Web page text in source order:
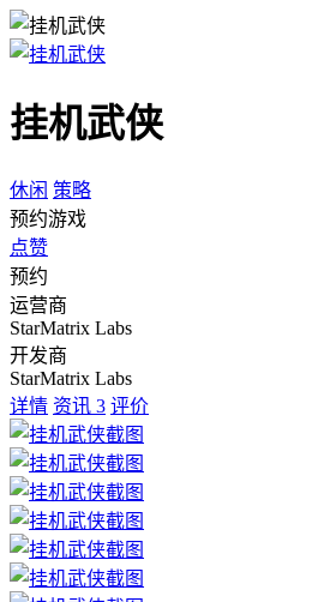
挂机武侠
休闲 策略
预约游戏
点赞
预约
运营商
StarMatrix Labs
开发商
StarMatrix Labs
详情 资讯 3 评价